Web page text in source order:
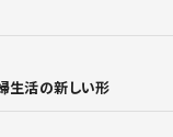
生活の新しい形